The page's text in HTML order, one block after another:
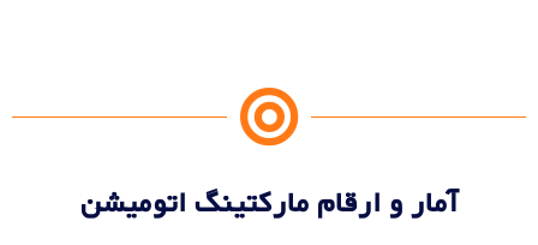
آمار و ارقام مارکتینگ اتومیشن